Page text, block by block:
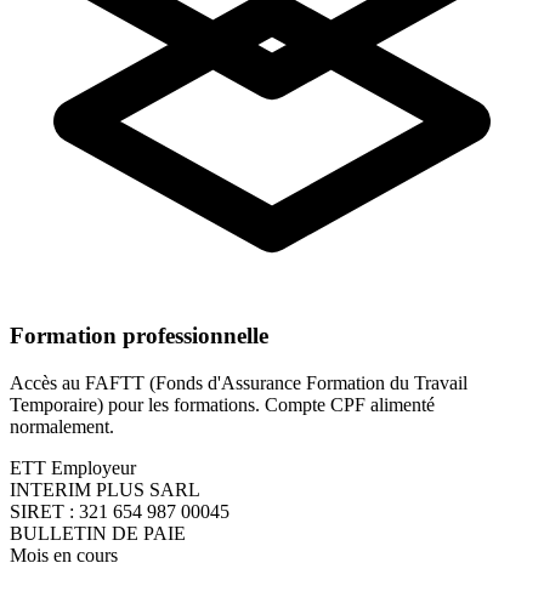
Formation professionnelle
Accès au FAFTT (Fonds d'Assurance Formation du Travail
Temporaire) pour les formations. Compte CPF alimenté
normalement.
ETT Employeur
INTERIM PLUS SARL
SIRET : 321 654 987 00045
BULLETIN DE PAIE
Mois en cours